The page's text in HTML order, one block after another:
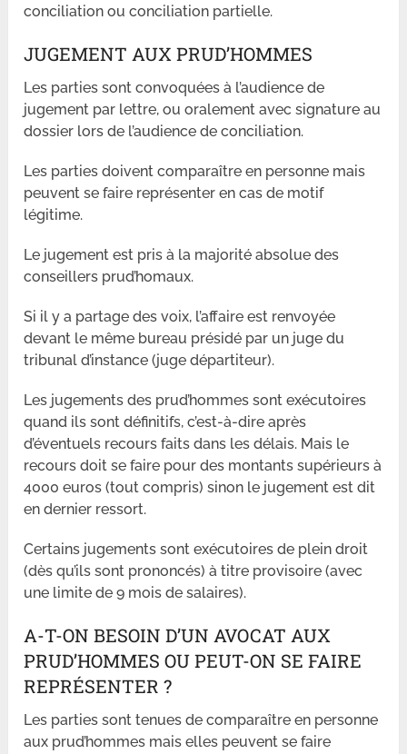
conciliation ou conciliation partielle.
JUGEMENT AUX PRUD’HOMMES
Les parties sont convoquées à l’audience de
jugement par lettre, ou oralement avec signature au
dossier lors de l’audience de conciliation.
Les parties doivent comparaître en personne mais
peuvent se faire représenter en cas de motif
légitime.
Le jugement est pris à la majorité absolue des
conseillers prud’homaux.
Si il y a partage des voix, l’affaire est renvoyée
devant le même bureau présidé par un juge du
tribunal d’instance (juge départiteur).
Les jugements des prud’hommes sont exécutoires
quand ils sont définitifs, c’est-à-dire après
d’éventuels recours faits dans les délais. Mais le
recours doit se faire pour des montants supérieurs à
4000 euros (tout compris) sinon le jugement est dit
en dernier ressort.
Certains jugements sont exécutoires de plein droit
(dès qu’ils sont prononcés) à titre provisoire (avec
une limite de 9 mois de salaires).
A-T-ON BESOIN D’UN AVOCAT AUX
PRUD’HOMMES OU PEUT-ON SE FAIRE
REPRÉSENTER ?
Les parties sont tenues de comparaître en personne
aux prud’hommes mais elles peuvent se faire